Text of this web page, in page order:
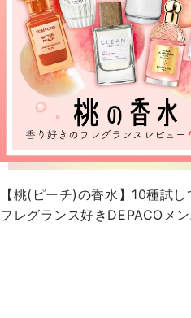
【桃(ピーチ)の香水】10種試し
フレグランス好きDEPACOメ